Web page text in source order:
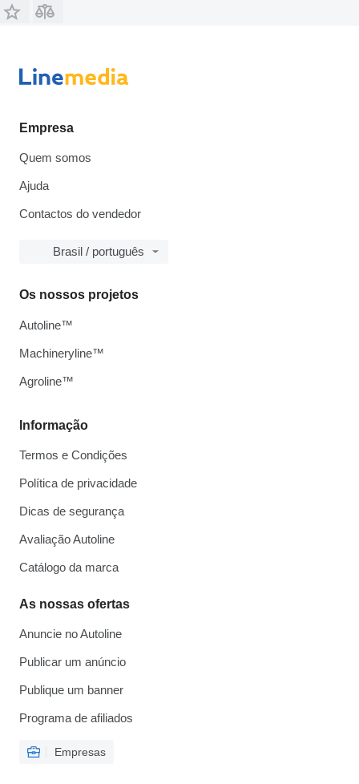
Empresa
Quem somos
Ajuda
Contactos do vendedor
Brasil / português
Informação
Termos e Condições
Política de privacidade
Dicas de segurança
Avaliação Autoline
Catálogo da marca
As nossas ofertas
Anuncie no Autoline
Publicar um anúncio
Publique um banner
Programa de afiliados
Empresas
Os nossos projetos
Autoline™
Machineryline™
Agroline™